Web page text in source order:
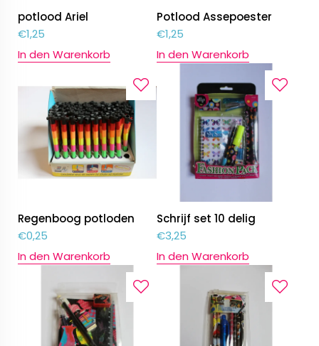
potlood Ariel
€1,25
In den Warenkorb
Potlood Assepoester
€1,25
In den Warenkorb
Regenboog potloden
€0,25
In den Warenkorb
Schrijf set 10 delig
€3,25
In den Warenkorb